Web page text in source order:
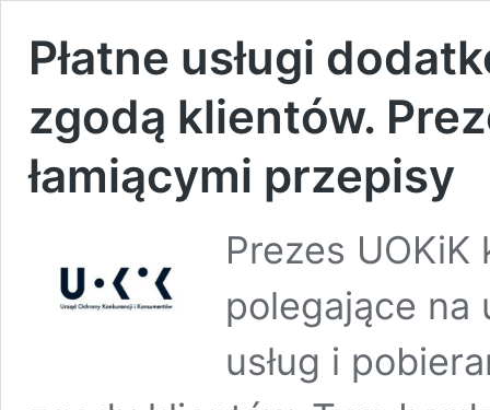
Płatne usługi
zgodą klientów.
łamiącymi przepisy
Prezes
polegające na
usług i